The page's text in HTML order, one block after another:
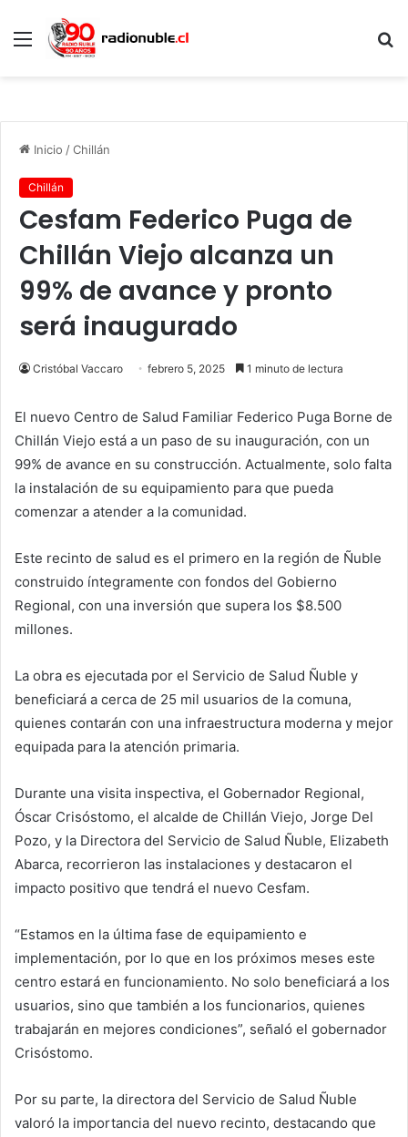
Menú
Inicio /Chillán
Chillán
Cesfam Federico Puga de
Chillán Viejo alcanza un
99% de avance y pronto
será inaugurado
Cristóbal Vaccaro febrero 5, 2025 1 minuto de lectura
El nuevo Centro de Salud Familiar Federico Puga Borne de
Chillán Viejo está a un paso de su inauguración, con un
99% de avance en su construcción. Actualmente, solo falta
la instalación de su equipamiento para que pueda
comenzar a atender a la comunidad.
Este recinto de salud es el primero en la región de Ñuble
construido íntegramente con fondos del Gobierno
Regional, con una inversión que supera los $8.500
millones.
La obra es ejecutada por el Servicio de Salud Ñuble y
beneficiará a cerca de 25 mil usuarios de la comuna,
quienes contarán con una infraestructura moderna y mejor
equipada para la atención primaria.
Durante una visita inspectiva, el Gobernador Regional,
Óscar Crisóstomo, el alcalde de Chillán Viejo, Jorge Del
Pozo, y la Directora del Servicio de Salud Ñuble, Elizabeth
Abarca, recorrieron las instalaciones y destacaron el
impacto positivo que tendrá el nuevo Cesfam.
“Estamos en la última fase de equipamiento e
implementación, por lo que en los próximos meses este
centro estará en funcionamiento. No solo beneficiará a los
usuarios, sino que también a los funcionarios, quienes
trabajarán en mejores condiciones”, señaló el gobernador
Crisóstomo.
Por su parte, la directora del Servicio de Salud Ñuble
valoró la importancia del nuevo recinto, destacando que